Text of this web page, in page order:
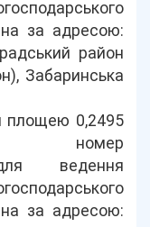
за адресою:
район
Забаринська
площею 0,2495
номер
для ведення
за адресою: